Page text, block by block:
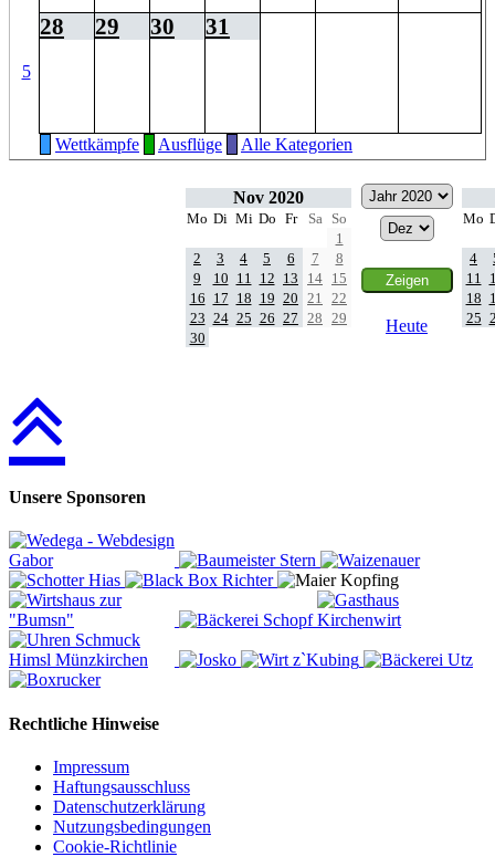
5
28 29 30 31
Wettkämpfe Ausflüge Alle Kategorien
Nov 2020
Mo Di Mi Do Fr Sa
So
1
2
3 4 5 6 7
8
9
10 11 12 13 14 15
16 17 18 19 20 21
22
23 24 25 26 27 28
29
30
Heute
Mo
4
11
18
25
Unsere Sponsoren
Rechtliche Hinweise
Impressum
Haftungsausschluss
Datenschutzerklärung
Nutzungsbedingungen
Cookie-Richtlinie